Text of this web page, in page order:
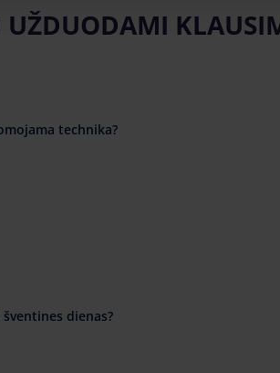
technika?
dienas?